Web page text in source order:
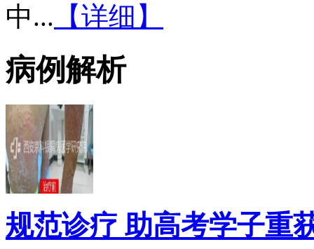
中... 【详细】
病例解析
规范诊疗 助高考学子重